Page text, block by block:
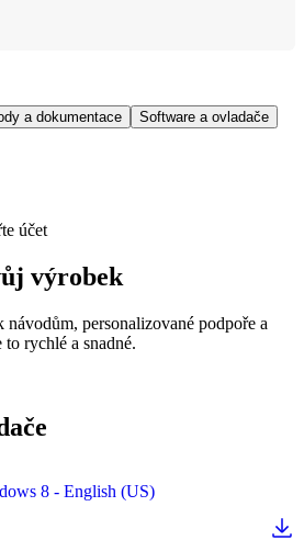
a dokumentace Software a ovladače
účet
výrobek
personalizované podpoře a
rychlé a snadné.
8 - English (US)